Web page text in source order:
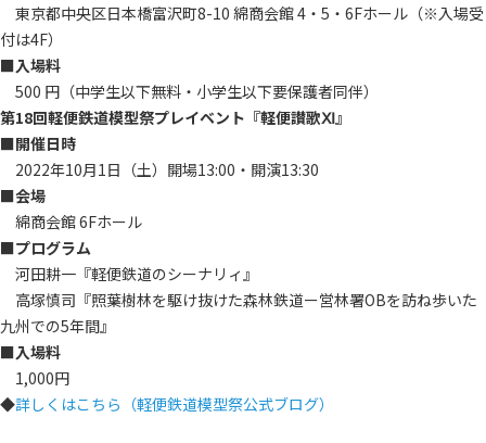
東京都中央区日本橋富沢町8-10 綿商会館 4・5・6Fホール（※入場受
付は4F）
■入場料
500 円（中学生以下無料・小学生以下要保護者同伴）
第18回軽便鉄道模型祭プレイベント『軽便讃歌Ⅺ』
■開催日時
2022年10月1日（土）開場13:00・開演13:30
■会場
綿商会館 6Fホール
■プログラム
河田耕一『軽便鉄道のシーナリィ』
高塚慎司『照葉樹林を駆け抜けた森林鉄道ー営林署OBを訪ね歩いた
九州での5年間』
■入場料
1,000円
◆詳しくはこちら（軽便鉄道模型祭公式ブログ）